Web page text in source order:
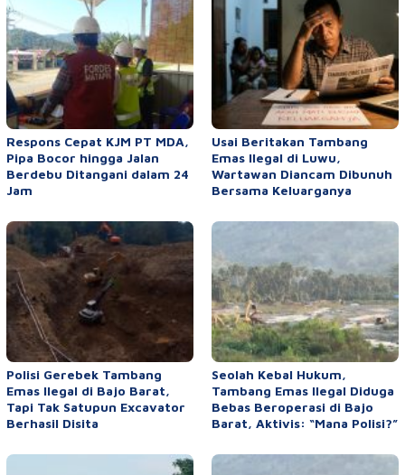
Respons Cepat KJM PT MDA,
Pipa Bocor hingga Jalan
Berdebu Ditangani dalam 24
Jam
Usai Beritakan Tambang
Emas Ilegal di Luwu,
Wartawan Diancam Dibunuh
Bersama Keluarganya
Polisi Gerebek Tambang
Emas Ilegal di Bajo Barat,
Tapi Tak Satupun Excavator
Berhasil Disita
Seolah Kebal Hukum,
Tambang Emas Ilegal Diduga
Bebas Beroperasi di Bajo
Barat, Aktivis: “Mana Polisi?”